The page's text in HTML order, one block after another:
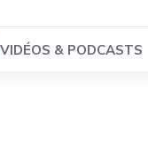
VIDÉOS & PODCASTS